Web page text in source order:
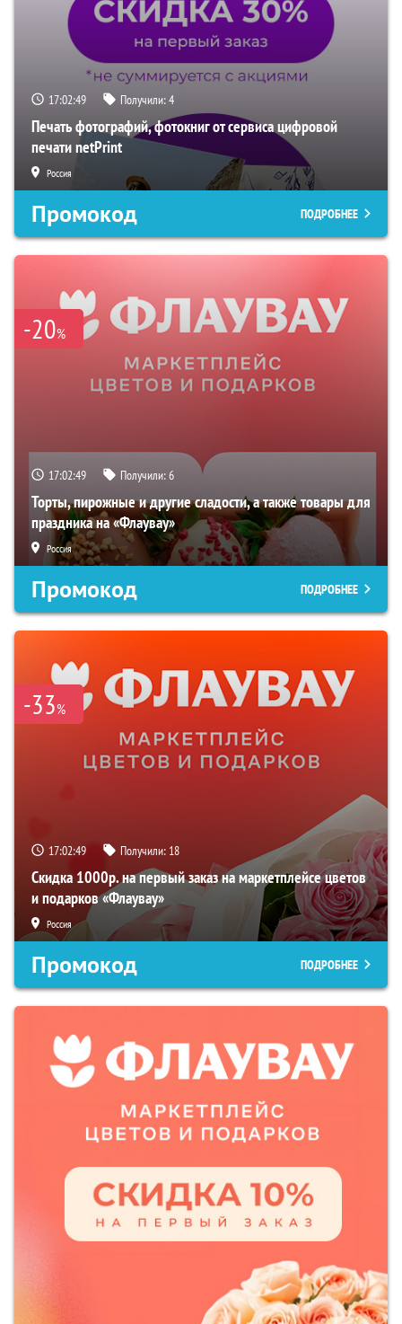
17:02:48 Получили:4
Печать фотографий, фотокниг от сервиса цифровой
печати netPrint
Россия
Промокод ПОДРОБНЕЕ
-20%
17:02:48 Получили:6
Торты, пирожные и другие сладости, а также товары для
праздника на «Флаувау»
Россия
Промокод ПОДРОБНЕЕ
-33%
17:02:48 Получили: 18
Скидка 1000р. на первый заказ на маркетплейсе цветов
и подарков «Флаувау»
Россия
Промокод ПОДРОБНЕЕ